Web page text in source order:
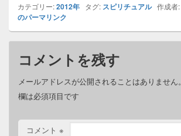
カテゴリー:2012年 タグ: スピリチュアル作成者:
のパーマリンク
コメントを残す
メールアドレスが公開されることはありません。
欄は必須項目です
コメント ※